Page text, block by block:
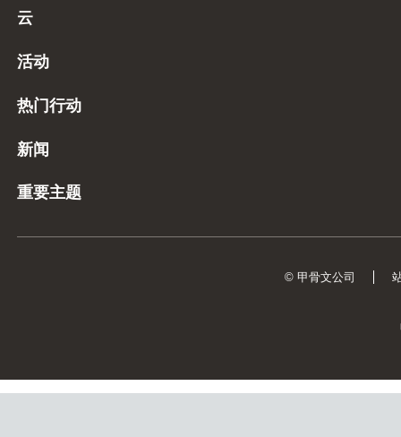
云
活动
热门行动
新闻
重要主题
© 甲骨文公司